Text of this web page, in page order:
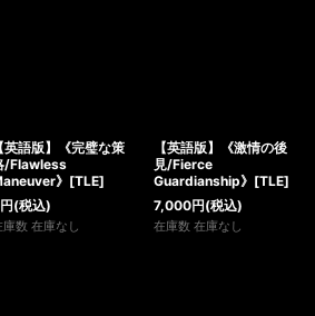
【英語版】《完璧な策
/Flawless
》[TLE]
円(税込)
庫数 在庫なし
【英語版】《激情の後
見/Fierce
Guardianship》[TLE]
7,000円(税込)
在庫数 在庫なし